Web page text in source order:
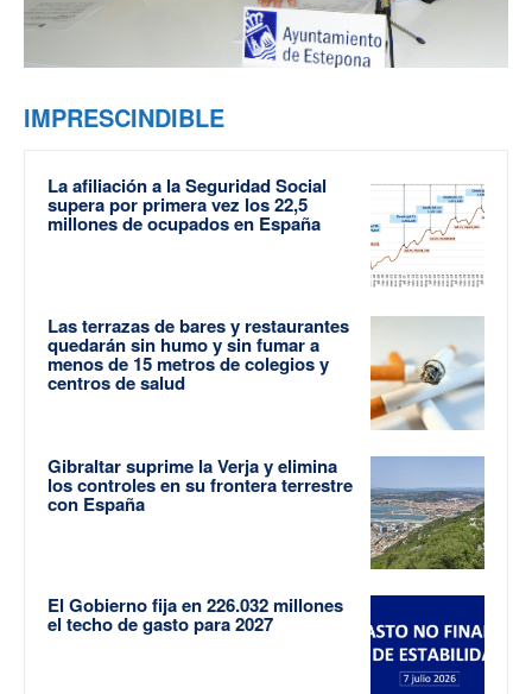
IMPRESCINDIBLE
La afiliación a la Seguridad Social
supera por primera vez los 22,5
millones de ocupados en España
Las terrazas de bares y restaurantes
quedarán sin humo y sin fumar a
menos de 15 metros de colegios y
centros de salud
Gibraltar suprime la Verja y elimina
los controles en su frontera terrestre
con España
El Gobierno fija en 226.032 millones
el techo de gasto para 2027